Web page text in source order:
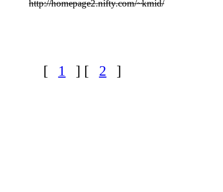
http://homepage2.nifty.com/~kmid/
[ 1 ] [ 2 ]